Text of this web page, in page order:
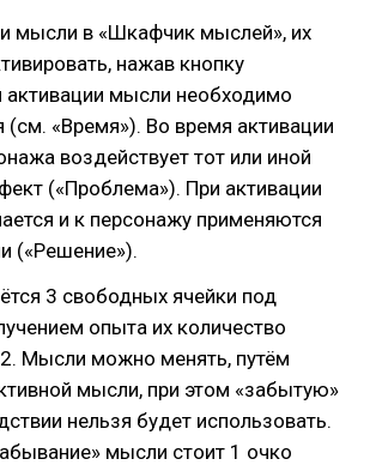
мысли в «Шкафчик мыслей», их
нажав кнопку
активации мысли необходимо
(см. «Время»). Во время активации
воздействует тот или иной
(«Проблема»). При активации
и к персонажу применяются
(«Решение»).
3 свободных ячейки под
опыта их количество
Мысли можно менять, путём
мысли, при этом «забытую»
нельзя будет использовать.
мысли стоит 1 очко